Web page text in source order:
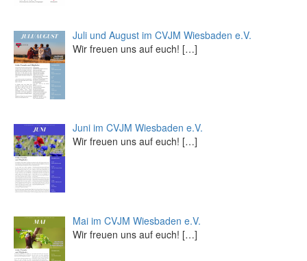
Juli und August im CVJM Wiesbaden e.V.
Wir freuen uns auf euch! […]
Juni im CVJM Wiesbaden e.V.
Wir freuen uns auf euch! […]
Mai im CVJM Wiesbaden e.V.
Wir freuen uns auf euch! […]